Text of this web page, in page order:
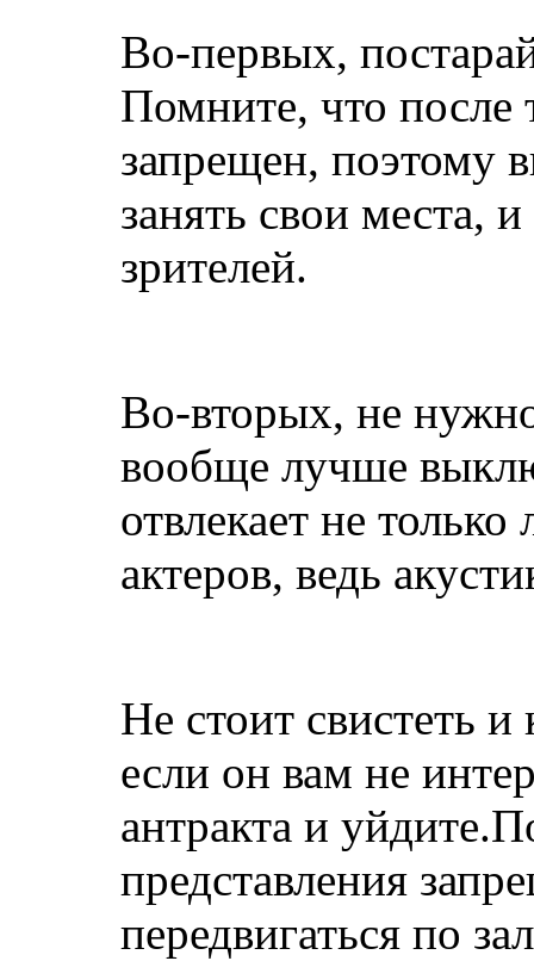
Во-первых,
Помните, что после
запрещен, поэтому
занять свои места,
зрителей.
Во-вторых, не
вообще лучше
отвлекает не
актеров, ведь
Не стоит свистеть
если он вам не
антракта и
представления
передвигаться по